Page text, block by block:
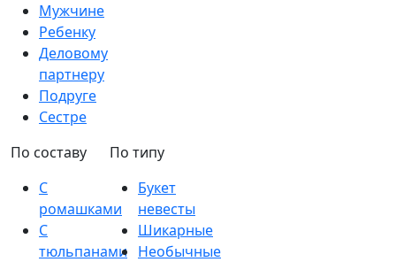
Мужчине
Ребенку
Деловому
партнеру
Подруге
Сестре
По составу
С
ромашками
С
тюльпанами
По типу
Букет
невесты
Шикарные
Необычные